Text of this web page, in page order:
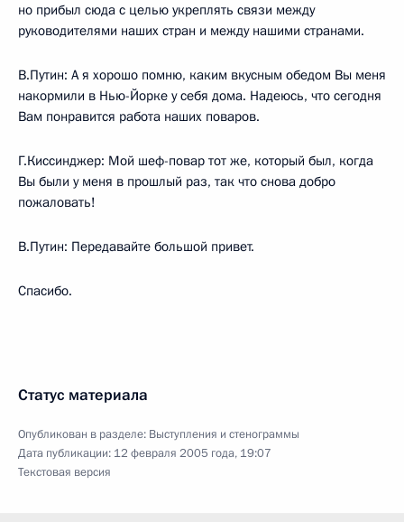
но прибыл сюда с целью укреплять связи между
руководителями наших стран и между нашими странами.
В.Путин: А я хорошо помню, каким вкусным обедом Вы меня
накормили в Нью-Йорке у себя дома. Надеюсь, что сегодня
Вам понравится работа наших поваров.
Г.Киссинджер: Мой шеф-повар тот же, который был, когда
Вы были у меня в прошлый раз, так что снова добро
пожаловать!
В.Путин: Передавайте большой привет.
Спасибо.
Статус материала
Опубликован в разделе: Выступления и стенограммы
Дата публикации: 12 февраля 2005 года, 19:07
Текстовая версия